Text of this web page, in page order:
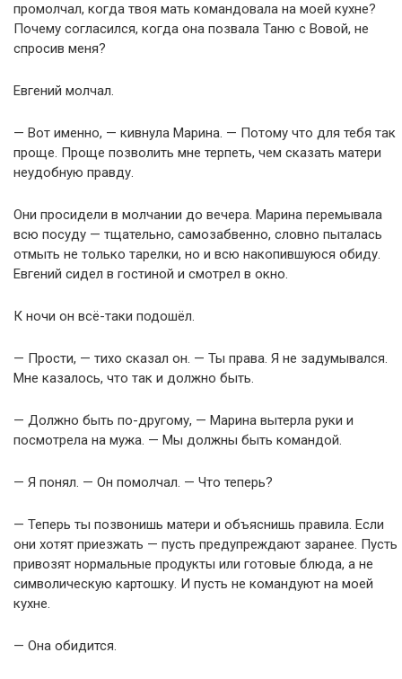
промолчал, когда твоя мать командовала на моей кухне?
Почему согласился, когда она позвала Таню с Вовой, не
спросив меня?
Евгений молчал.
— Вот именно, — кивнула Марина. — Потому что для тебя так
проще. Проще позволить мне терпеть, чем сказать матери
неудобную правду.
Они просидели в молчании до вечера. Марина перемывала
всю посуду — тщательно, самозабвенно, словно пыталась
отмыть не только тарелки, но и всю накопившуюся обиду.
Евгений сидел в гостиной и смотрел в окно.
К ночи он всё-таки подошёл.
— Прости, — тихо сказал он. — Ты права. Я не задумывался.
Мне казалось, что так и должно быть.
— Должно быть по-другому, — Марина вытерла руки и
посмотрела на мужа. — Мы должны быть командой.
— Я понял. — Он помолчал. — Что теперь?
— Теперь ты позвонишь матери и объяснишь правила. Если
они хотят приезжать — пусть предупреждают заранее. Пусть
привозят нормальные продукты или готовые блюда, а не
символическую картошку. И пусть не командуют на моей
кухне.
— Она обидится.